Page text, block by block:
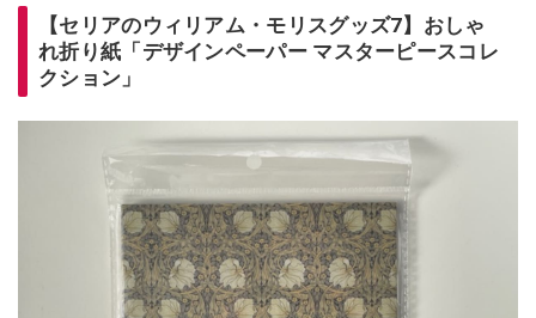
【セリアのウィリアム・モリスグッズ7】おしゃ
れ折り紙「デザインペーパー マスターピースコレ
クション」